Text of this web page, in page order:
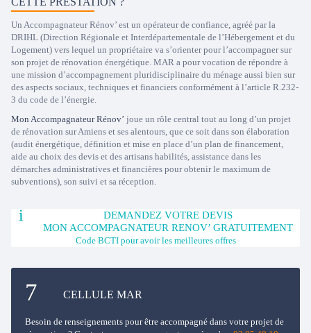
Un Accompagnateur Rénov’ est un opérateur de confiance, agréé par la
DRIHL (Direction Régionale et Interdépartementale de l’Hébergement et du
Logement) vers lequel un propriétaire va s’orienter pour l’accompagner sur
son projet de rénovation énergétique. MAR a pour vocation de répondre à
une mission d’accompagnement pluridisciplinaire du ménage aussi bien sur
des aspects sociaux, techniques et financiers conformément à l’article R.232-
3 du code de l’énergie.
Mon Accompagnateur Rénov’ joue un rôle central tout au long d’un projet
de rénovation sur Amiens et ses alentours, que ce soit dans son élaboration
(audit énergétique, définition et mise en place d’un plan de financement,
aide au choix des devis et des artisans habilités, assistance dans les
démarches administratives et financières pour obtenir le maximum de
subventions), son suivi et sa réception.
DEMANDEZ VOTRE DEVIS
MON ACCOMPAGNATEUR RENOV’ GRATUITEMENT
Code BCTI pour avoir les meilleures offres
CELLULE MAR
Besoin de renseignements pour être accompagné dans votre projet de